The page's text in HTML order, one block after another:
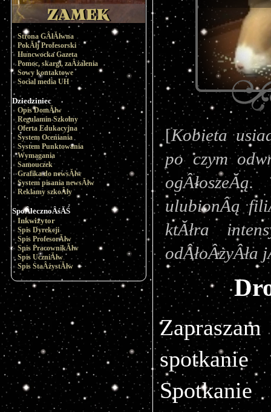
Strona GÂłĂłwna
PokĂłj Profesorski
Huncwocka Gazeta
Pomoc, skargi, zaÂżalenia
Sowy kontaktowe
Social media UH
Dziedziniec
Opis DomĂłw
Regulamin Szkolny
Oferta Edukacyjna
System Oceniania
System Punktowania
Wymagania
Samouczek
Grafika do newsĂłw
System pisania newsĂłw
Reklamy szkoÂły
SpoÂłecznoÂśĂŚ
Inkwizytor
Spis Dyrekcji
Spis ProfesorĂłw
Spis PracownikĂłw
Spis UczniĂłw
Spis StaÂżystĂłw
[Kobieta
po czym
ulubionÂą
ktĂłra
odÂłoÂżyÂła
spotkanie